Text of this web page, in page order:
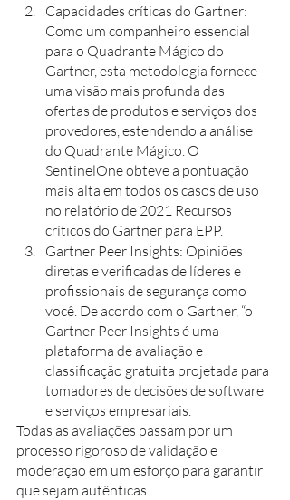
Capacidades críticas do Gartner:
Como um companheiro essencial
para o Quadrante Mágico do
Gartner, esta metodologia fornece
uma visão mais profunda das
ofertas de produtos e serviços dos
provedores, estendendo a análise
do Quadrante Mágico. O
SentinelOne obteve a pontuação
mais alta em todos os casos de uso
no relatório de 2021 Recursos
críticos do Gartner para EPP.
Gartner Peer Insights: Opiniões
diretas e verificadas de líderes e
profissionais de segurança como
você. De acordo com o Gartner, “o
Gartner Peer Insights é uma
plataforma de avaliação e
classificação gratuita projetada para
tomadores de decisões de software
e serviços empresariais.
Todas as avaliações passam por um
processo rigoroso de validação e
moderação em um esforço para garantir
que sejam autênticas.